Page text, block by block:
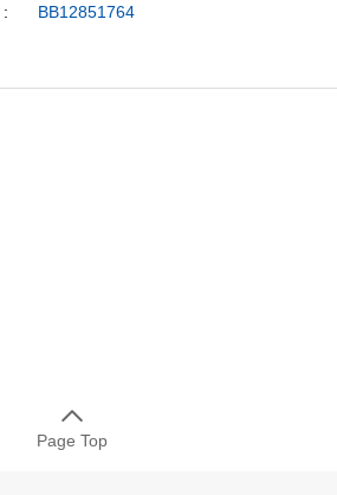
BB12851764
Page Top